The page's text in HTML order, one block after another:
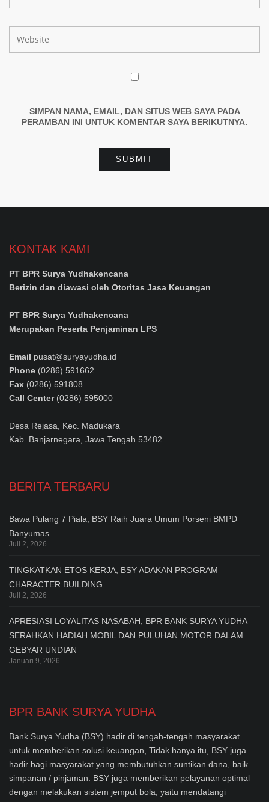
SIMPAN NAMA, EMAIL, DAN SITUS WEB SAYA PADA
PERAMBAN INI UNTUK KOMENTAR SAYA BERIKUTNYA.
KONTAK KAMI
PT BPR Surya Yudhakencana
Berizin dan diawasi oleh Otoritas Jasa Keuangan
PT BPR Surya Yudhakencana
Merupakan Peserta Penjaminan LPS
Email pusat@suryayudha.id
Phone (0286) 591662
Fax (0286) 591808
Call Center(0286) 595000
Desa Rejasa, Kec. Madukara
Kab. Banjarnegara, Jawa Tengah 53482
BERITA TERBARU
Bawa Pulang 7 Piala, BSY Raih Juara Umum Porseni BMPD
Banyumas
Juli 2, 2026
TINGKATKAN ETOS KERJA, BSY ADAKAN PROGRAM
CHARACTER BUILDING
Juli 2, 2026
APRESIASI LOYALITAS NASABAH, BPR BANK SURYA YUDHA
SERAHKAN HADIAH MOBIL DAN PULUHAN MOTOR DALAM
GEBYAR UNDIAN
Januari 9, 2026
BPR BANK SURYA YUDHA
Bank Surya Yudha (BSY) hadir di tengah-tengah masyarakat
untuk memberikan solusi keuangan, Tidak hanya itu, BSY juga
hadir bagi masyarakat yang membutuhkan suntikan dana, baik
simpanan / pinjaman. BSY juga memberikan pelayanan optimal
dengan melakukan sistem jemput bola, yaitu mendatangi